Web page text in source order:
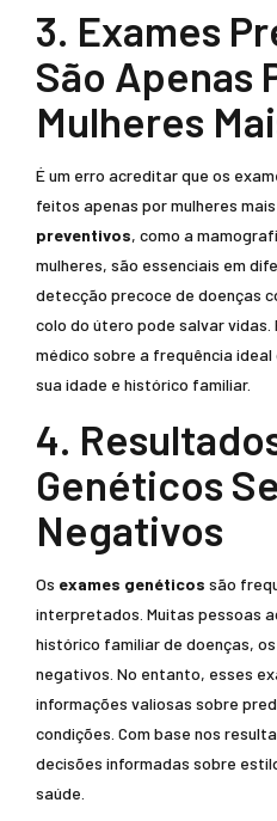
3. Exames
São Apenas
Mulheres
É um erro acreditar que os
feitos apenas por mulheres mais
preventivos, como a
mulheres, são essenciais em
detecção precoce de doenças
colo do útero pode salvar
médico sobre a frequência
sua idade e histórico familiar.
4.
Genéticos
Negativos
Os exames genéticos são
interpretados. Muitas pessoas
histórico familiar de doenças,
negativos. No entanto, esses
informações valiosas sobre
condições. Com base nos
decisões informadas sobre
saúde.